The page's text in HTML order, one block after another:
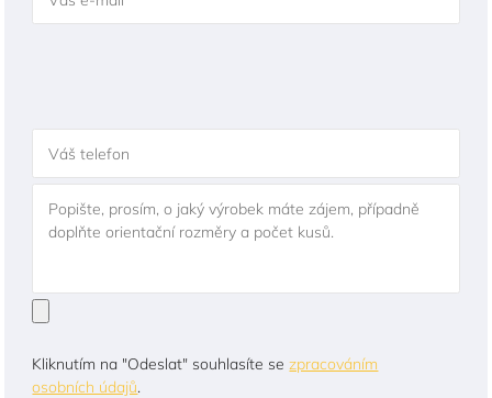
Váš telefon
Popište, prosím, o jaký výrobek máte zájem, případně
doplňte orientační rozměry a počet kusů.
Kliknutím na "Odeslat" souhlasíte sezpracováním
osobních údajů.